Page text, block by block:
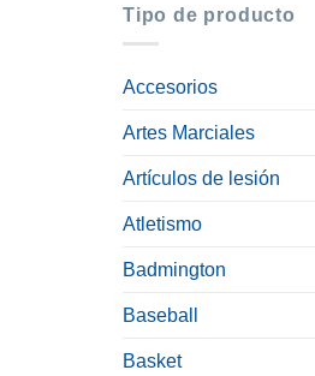
Tipo de producto
Accesorios
Artes Marciales
Artículos de lesión
Atletismo
Badmington
Baseball
Basket